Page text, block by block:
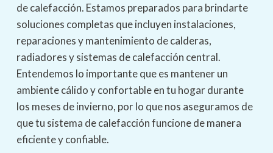
sanitarios: Si tienes problemas con tus
electrodomésticos o sanitarios, estamos aquí
para ayudarte. Nuestros fontaneros cuentan con
experiencia en la disposición y reparación de una
amplia gama de electrodomésticos y sanitarios
para garantizar su correcto funcionamiento.
Despeje de atascos y obstrucciones: Si enfrentas
problemas de obstrucción en las tuberías de
aguas residuales, nuestros fontaneros tienen las
de calefacción. Estamos preparados para brindarte
soluciones completas que incluyen instalaciones,
reparaciones y mantenimiento de calderas,
radiadores y sistemas de calefacción central.
Entendemos lo importante que es mantener un
ambiente cálido y confortable en tu hogar durante
los meses de invierno, por lo que nos aseguramos de
que tu sistema de calefacción funcione de manera
eficiente y confiable.